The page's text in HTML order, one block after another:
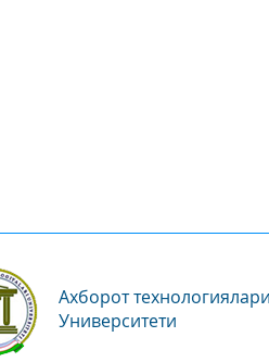
Ахборот технологиялари
Университети